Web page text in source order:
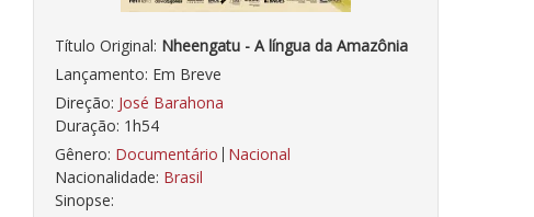
Título Original: Nheengatu - A língua da Amazônia
Lançamento: Em Breve
Direção: José Barahona
Duração: 1h54
Gênero: Documentário Nacional
Nacionalidade: Brasil
Sinopse: